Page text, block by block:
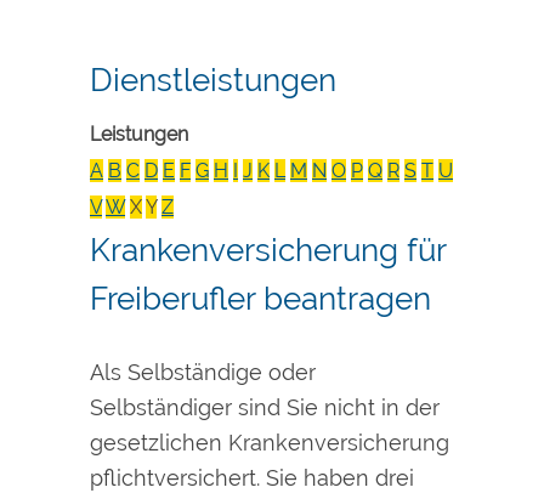
Dienstleistungen
Leistungen
A B C D E F G H I J K L M N O P Q R S T U
VW XY Z
Krankenversicherung für
Freiberufler beantragen
Als Selbständige oder
Selbständiger sind Sie nicht in der
gesetzlichen Krankenversicherung
pflichtversichert. Sie haben drei